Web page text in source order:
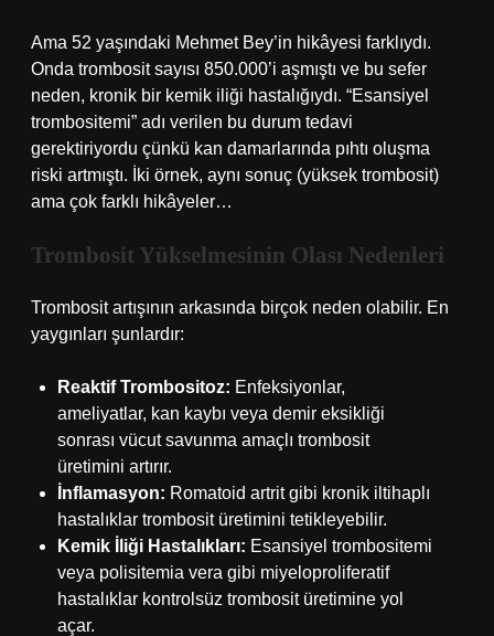
Ama 52 yaşındaki Mehmet Bey’in hikâyesi farklıydı.
Onda trombosit sayısı 850.000’i aşmıştı ve bu sefer
neden, kronik bir kemik iliği hastalığıydı. “Esansiyel
trombositemi” adı verilen bu durum tedavi
gerektiriyordu çünkü kan damarlarında pıhtı oluşma
riski artmıştı. İki örnek, aynı sonuç (yüksek trombosit)
ama çok farklı hikâyeler…
Trombosit Yükselmesinin Olası Nedenleri
Trombosit artışının arkasında birçok neden olabilir. En
yaygınları şunlardır:
Reaktif Trombositoz: Enfeksiyonlar,
ameliyatlar, kan kaybı veya demir eksikliği
sonrası vücut savunma amaçlı trombosit
üretimini artırır.
İnflamasyon: Romatoid artrit gibi kronik iltihaplı
hastalıklar trombosit üretimini tetikleyebilir.
Kemik İliği Hastalıkları: Esansiyel trombositemi
veya polisitemia vera gibi miyeloproliferatif
hastalıklar kontrolsüz trombosit üretimine yol
açar.